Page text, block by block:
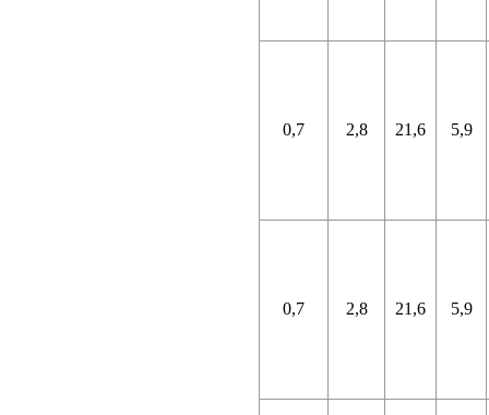
0,7 2,8 21,6 5,9
0,7 2,8 21,6 5,9